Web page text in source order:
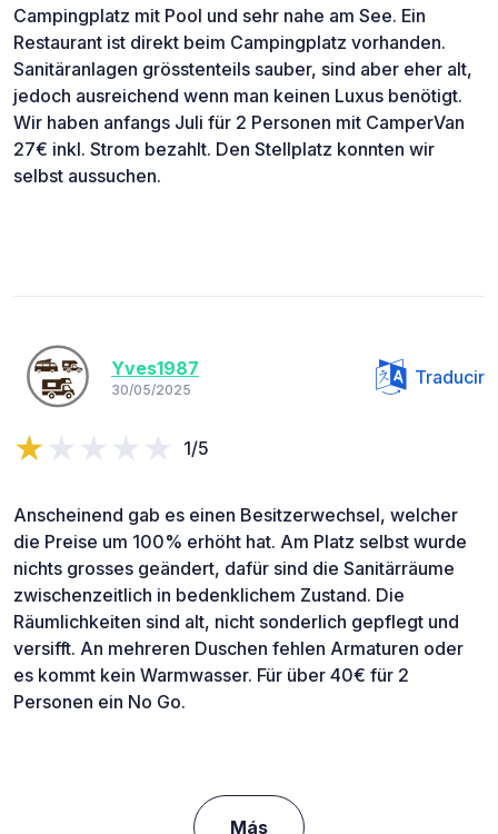
Campingplatz mit Pool und sehr nahe am See. Ein
Restaurant ist direkt beim Campingplatz vorhanden.
Sanitäranlagen grösstenteils sauber, sind aber eher alt,
jedoch ausreichend wenn man keinen Luxus benötigt.
Wir haben anfangs Juli für 2 Personen mit CamperVan
27€ inkl. Strom bezahlt. Den Stellplatz konnten wir
selbst aussuchen.
Yves1987
30/05/2025
Traducir
1/5
Anscheinend gab es einen Besitzerwechsel, welcher
die Preise um 100% erhöht hat. Am Platz selbst wurde
nichts grosses geändert, dafür sind die Sanitärräume
zwischenzeitlich in bedenklichem Zustand. Die
Räumlichkeiten sind alt, nicht sonderlich gepflegt und
versifft. An mehreren Duschen fehlen Armaturen oder
es kommt kein Warmwasser. Für über 40€ für 2
Personen ein No Go.
Más